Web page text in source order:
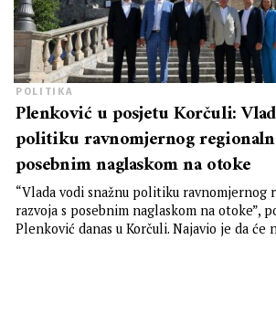
POLITIKA
Plenković u posjetu Korčuli:
politiku ravnomjernog
posebnim naglaskom na otoke
“Vlada vodi snažnu politiku ravnomjernog
razvoja s posebnim naglaskom na otoke”,
Plenković danas u Korčuli. Najavio je da će